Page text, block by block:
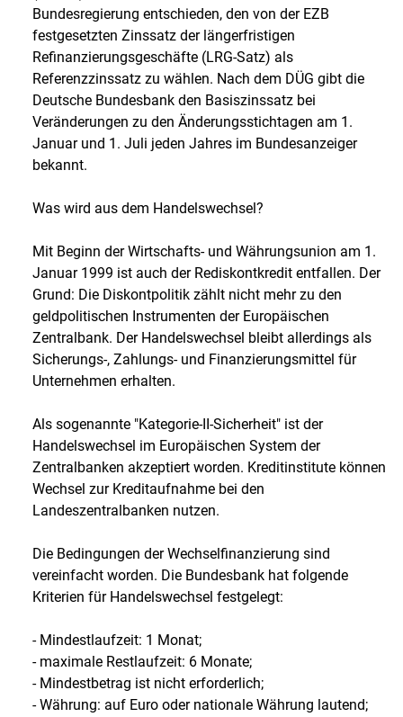
Bundesregierung entschieden, den von der EZB
festgesetzten Zinssatz der längerfristigen
Refinanzierungsgeschäfte (LRG-Satz) als
Referenzzinssatz zu wählen. Nach dem DÜG gibt die
Deutsche Bundesbank den Basiszinssatz bei
Veränderungen zu den Änderungsstichtagen am 1.
Januar und 1. Juli jeden Jahres im Bundesanzeiger
bekannt.
Was wird aus dem Handelswechsel?
Mit Beginn der Wirtschafts- und Währungsunion am 1.
Januar 1999 ist auch der Rediskontkredit entfallen. Der
Grund: Die Diskontpolitik zählt nicht mehr zu den
geldpolitischen Instrumenten der Europäischen
Zentralbank. Der Handelswechsel bleibt allerdings als
Sicherungs-, Zahlungs- und Finanzierungsmittel für
Unternehmen erhalten.
Als sogenannte "Kategorie-II-Sicherheit" ist der
Handelswechsel im Europäischen System der
Zentralbanken akzeptiert worden. Kreditinstitute können
Wechsel zur Kreditaufnahme bei den
Landeszentralbanken nutzen.
Die Bedingungen der Wechselfinanzierung sind
vereinfacht worden. Die Bundesbank hat folgende
Kriterien für Handelswechsel festgelegt:
- Mindestlaufzeit: 1 Monat;
- maximale Restlaufzeit: 6 Monate;
- Mindestbetrag ist nicht erforderlich;
- Währung: auf Euro oder nationale Währung lautend;